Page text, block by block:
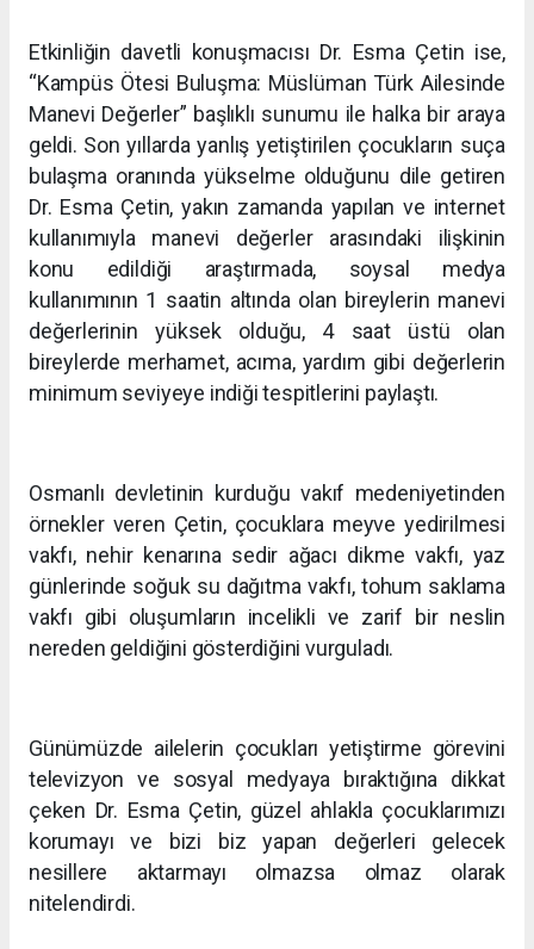
Etkinliğin davetli konuşmacısı Dr. Esma Çetin ise,
“Kampüs Ötesi Buluşma: Müslüman Türk Ailesinde
Manevi Değerler” başlıklı sunumu ile halka bir araya
geldi. Son yıllarda yanlış yetiştirilen çocukların suça
bulaşma oranında yükselme olduğunu dile getiren
Dr. Esma Çetin, yakın zamanda yapılan ve internet
kullanımıyla manevi değerler arasındaki ilişkinin
konu edildiği araştırmada, soysal medya
kullanımının 1 saatin altında olan bireylerin manevi
değerlerinin yüksek olduğu, 4 saat üstü olan
bireylerde merhamet, acıma, yardım gibi değerlerin
minimum seviyeye indiği tespitlerini paylaştı.
Osmanlı devletinin kurduğu vakıf medeniyetinden
örnekler veren Çetin, çocuklara meyve yedirilmesi
vakfı, nehir kenarına sedir ağacı dikme vakfı, yaz
günlerinde soğuk su dağıtma vakfı, tohum saklama
vakfı gibi oluşumların incelikli ve zarif bir neslin
nereden geldiğini gösterdiğini vurguladı.
Günümüzde ailelerin çocukları yetiştirme görevini
televizyon ve sosyal medyaya bıraktığına dikkat
çeken Dr. Esma Çetin, güzel ahlakla çocuklarımızı
korumayı ve bizi biz yapan değerleri gelecek
nesillere aktarmayı olmazsa olmaz olarak
nitelendirdi.